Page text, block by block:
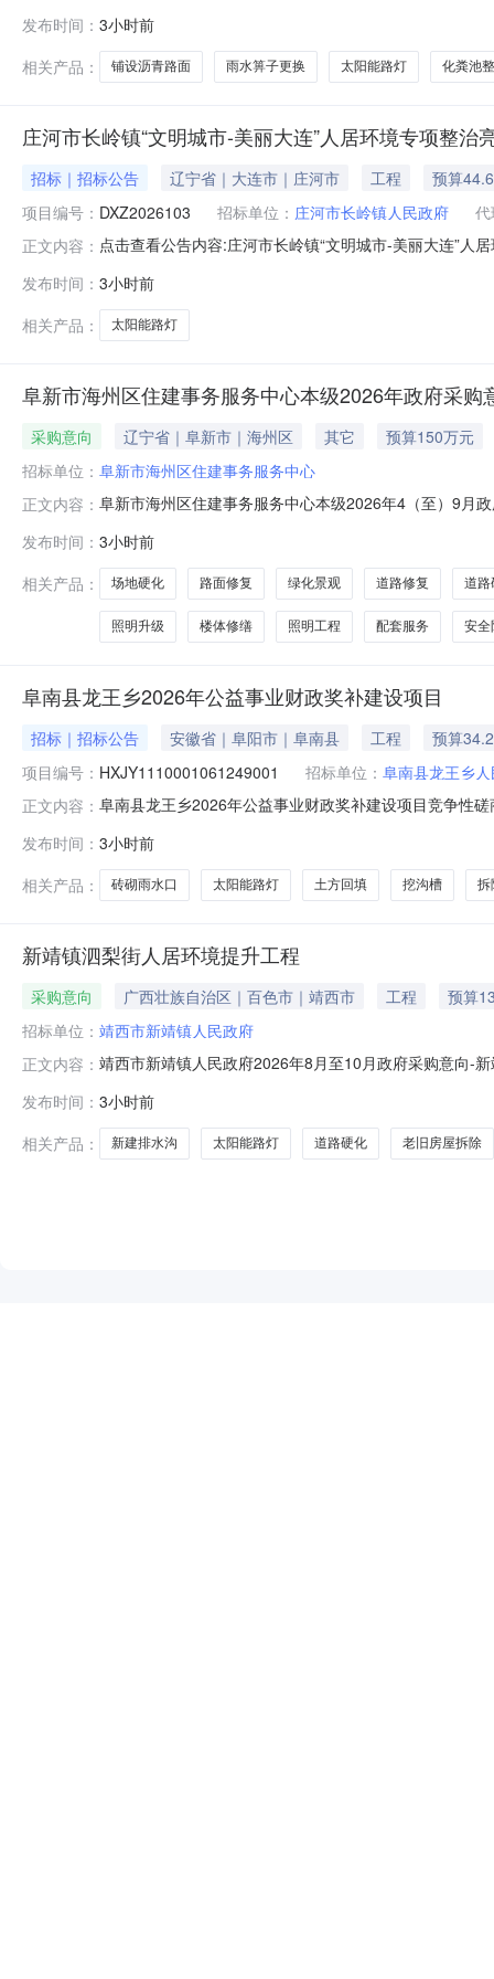
账号注册。未按规定获取的采购文件不受法律保护，由
发布时间： 3小时前
相关产品：
铺设沥青路面 雨水箅子更换 太阳能路灯 化粪池
庄河市长岭镇“文明城市-美丽大连”人居环境专项整治
招标｜招标公告 辽宁省｜大连市｜庄河市 工程
预算
项目编号： DXZ2026103 招标单位： 庄河市长岭镇人民政府
正文内容： 点击查看公告内容:庄河市长岭镇“文明城市-美丽大连”人
发布时间： 3小时前
相关产品：
太阳能路灯
阜新市海州区住建事务服务中心本级2026年政府采购
采购意向 辽宁省｜阜新市｜海州区 其它
预算150万元
招标单位： 阜新市海州区住建事务服务中心
正文内容： 阜新市海州区住建事务服务中心本级2026年4（至）9月
备注发布日期1海州区部分小区基础设施提升项目海州区
山），休闲坐椅4套，4米高太阳能
发布时间： 3小时前
相关产品：
场地硬化 路面修复 绿化景观 道路修复 道路
照明升级 楼体修缮 照明工程 配套服务 安全
阜南县龙王乡2026年公益事业财政奖补建设项目
招标｜招标公告 安徽省｜阜阳市｜阜南县 工程
预算
项目编号： HXJY1110001061249001 招标单位： 阜南县龙王乡
正文内容： 阜南县龙王乡2026年公益事业财政奖补建设项目竞争性
龙王乡2026年公益事业财政奖补建设项目采购方式：竞
发布时间： 3小时前
相关产品：
砖砌雨水口 太阳能路灯 土方回填 挖沟槽 拆
新靖镇泗梨街人居环境提升工程
采购意向 广西壮族自治区｜百色市｜靖西市 工程
预算
招标单位： 靖西市新靖镇人民政府
正文内容： 靖西市新靖镇人民政府2026年8月至10月政府采购意向-
沟、垃圾处理池、道路硬化、村屯绿化、篮球场改造、
购工作的初步安排
发布时间： 3小时前
相关产品：
新建排水沟 太阳能路灯 道路硬化 老旧房屋拆除